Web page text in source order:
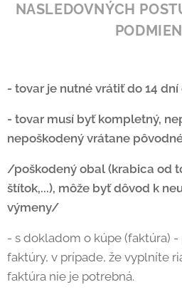
NASLEDOVNÝCH
- tovar je nutné vrátiť do 14
- tovar musí byť kompletný,
nepoškodený vrátane
/poškodený obal (krabica od
štítok,...), môže byť dôvod k
výmeny/
- s dokladom o kúpe (faktúra)
faktúry, v prípade, že vyplníte
faktúra nie je potrebná.